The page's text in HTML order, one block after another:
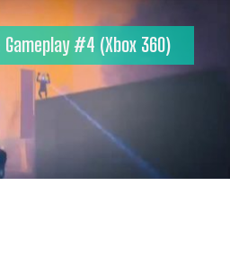
#4 (Xbox 360)